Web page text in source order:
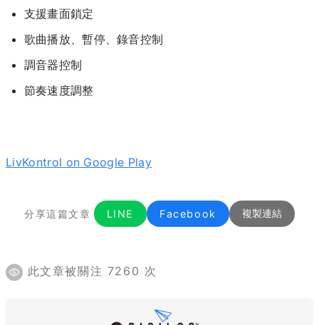
支援畫面鎖定
歌曲播放、暫停、錄音控制
調音器控制
節奏速度調整
LivKontrol on Google Play
分享這篇文章 LINE Facebook 複製連結
此文章被關注 7260 次